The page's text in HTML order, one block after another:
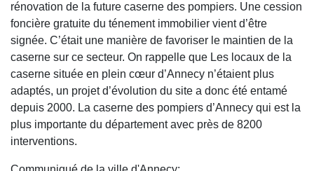
rénovation de la future caserne des pompiers. Une cession
foncière gratuite du ténement immobilier vient d’être
signée. C’était une manière de favoriser le maintien de la
caserne sur ce secteur. On rappelle que Les locaux de la
caserne située en plein cœur d’Annecy n’étaient plus
adaptés, un projet d’évolution du site a donc été entamé
depuis 2000. La caserne des pompiers d’Annecy qui est la
plus importante du département avec près de 8200
interventions.